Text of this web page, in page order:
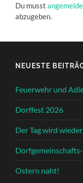
Du musst
abzugeben.
NEUESTE
Feuerwehr und
Dorffest 2026
Der Tag wird
Ostern naht!